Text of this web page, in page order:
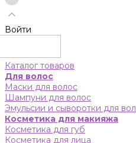
Войти
Каталог товаров
Для волос
Маски для волос
Шампуни для волос
Эмульсии и сыворотки для
Косметика для макияжа
Косметика для губ
Косметика для лица